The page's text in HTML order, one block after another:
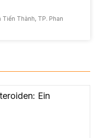
Thành, TP. Phan
Ein